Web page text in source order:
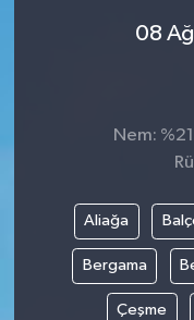
08
Nem:
Aliağa
Bergama
Çeşme